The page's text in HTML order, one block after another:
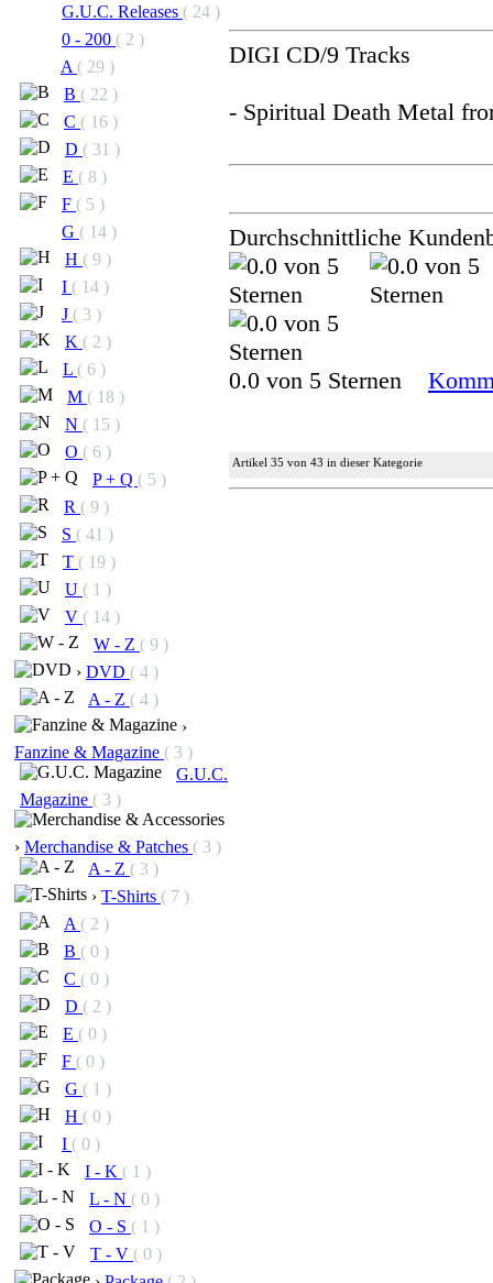
G.U.C. Releases ( 24 )
0 - 200 ( 2 )
A ( 29 )
B ( 22 )
C ( 16 )
D ( 31 )
E ( 8 )
F ( 5 )
G ( 14 )
H ( 9 )
I ( 14 )
J ( 3 )
K ( 2 )
L ( 6 )
M ( 18 )
N ( 15 )
O ( 6 )
P + Q ( 5 )
R ( 9 )
S ( 41 )
T ( 19 )
U ( 1 )
V ( 14 )
W - Z ( 9 )
› DVD ( 4 )
A - Z ( 4 )
›
Fanzine & Magazine ( 3 )
G.U.C.
Magazine ( 3 )
› Merchandise & Patches ( 3 )
A - Z ( 3 )
› T-Shirts ( 7 )
A ( 2 )
B ( 0 )
C ( 0 )
D ( 2 )
E ( 0 )
F ( 0 )
G ( 1 )
H ( 0 )
I ( 0 )
I - K ( 1 )
L - N ( 0 )
O - S ( 1 )
T - V ( 0 )
DIGI CD/9 Tracks
- Spiritual Death Metal
Durchschnittliche
0.0 von 5 Sternen
Artikel 35 von 43 in dieser Kategorie